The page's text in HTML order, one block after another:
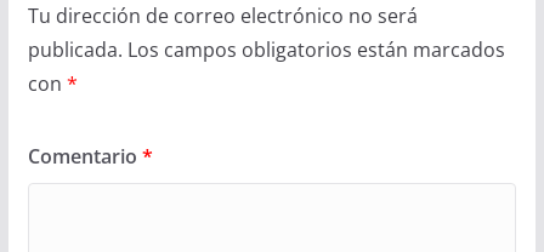
Tu dirección de correo electrónico no será
publicada. Los campos obligatorios están marcados
con *
Comentario *